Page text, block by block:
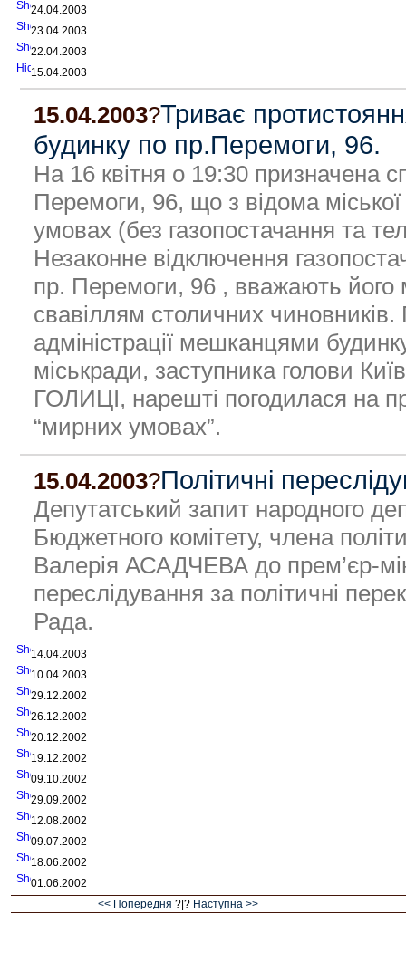
24.04.2003
23.04.2003
22.04.2003
15.04.2003
15.04.2003?Триває
будинку по пр.Перемоги, 96.
На 16 квітня о 19:30 призначена
Перемоги, 96, що з відома
умовах (без газопостачання та
Незаконне відключення
пр. Перемоги, 96 , вважають його
свавіллям столичних чиновників.
адміністрації мешканцями
міськради, заступника голови
ГОЛИЦІ, нарешті погодилася на
“мирних умовах”.
15.04.2003?Політичні
Депутатський запит народного
Бюджетного комітету, члена
Валерія АСАДЧЕВА до прем’єр-
переслідування за політичні
Рада.
14.04.2003
10.04.2003
29.12.2002
26.12.2002
20.12.2002
19.12.2002
09.10.2002
29.09.2002
12.08.2002
09.07.2002
18.06.2002
01.06.2002
<< Попередня ?|? Наступна >>